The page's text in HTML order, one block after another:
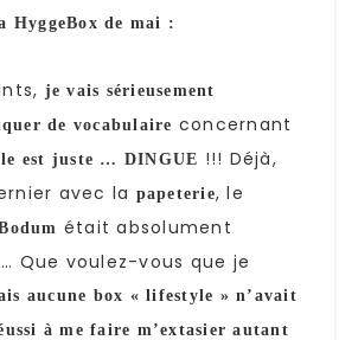
HyggeBox de mai :
je vais sérieusement
de vocabulaire concernant
est juste … DINGUE !!! Déjà,
avec la papeterie, le
était absolument
Que voulez-vous que je
aucune box « lifestyle » n’avait
à me faire m’extasier autant